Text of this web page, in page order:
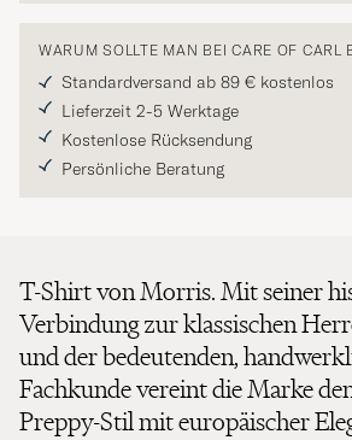
WARUM SOLLTE MAN BEI CARE OF CARL
Standardversand ab 89 € kostenlos
Lieferzeit 2-5 Werktage
Kostenlose Rücksendung
Persönliche Beratung
T-Shirt von Morris. Mit seiner
Verbindung zur klassischen
und der bedeutenden,
Fachkunde vereint die Marke
Preppy-Stil mit europäischer